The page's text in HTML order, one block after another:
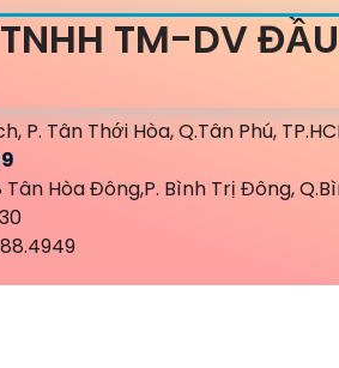
TM-DV
P. Tân Thới Hòa, Q.Tân Phú,
Hòa Đông,P. Bình Trị Đông,